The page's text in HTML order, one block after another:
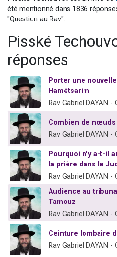
Il reste 49
été mentionné dans 1836
"Question au Rav".
Pisské
réponses
Porter une
Hamétsarim
Rav Gabriel DAYAN -
Combien de
Rav Gabriel DAYAN -
Pourquoi n'y a-t-il
la prière dans le
Rav Gabriel DAYAN -
Audience au
Tamouz
Rav Gabriel DAYAN -
Ceinture lombaire
Rav Gabriel DAYAN -